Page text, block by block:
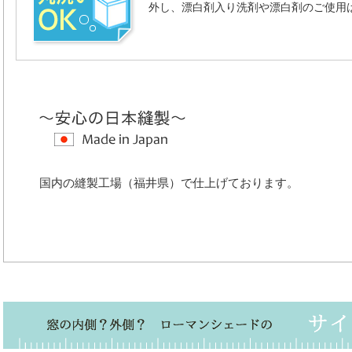
外し、漂白剤入り洗剤や漂白剤のご使用
国内の縫製工場（福井県）で仕上げております。